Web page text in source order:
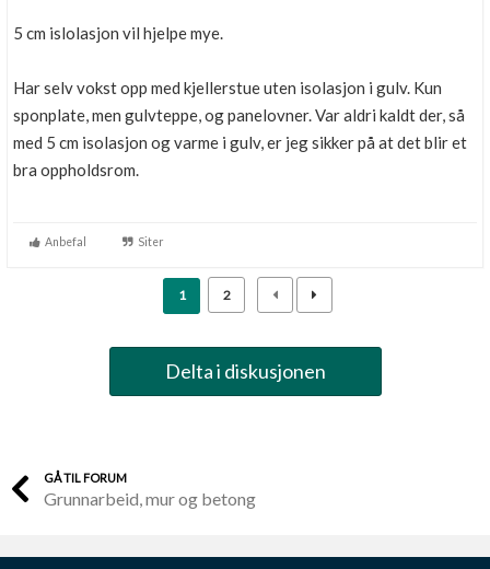
5 cm islolasjon vil hjelpe mye.
Har selv vokst opp med kjellerstue uten isolasjon i gulv. Kun
sponplate, men gulvteppe, og panelovner. Var aldri kaldt der, så
med 5 cm isolasjon og varme i gulv, er jeg sikker på at det blir et
bra oppholdsrom.
Anbefal Siter
1 2
Delta i diskusjonen
GÅ TIL FORUM
Grunnarbeid, mur og betong